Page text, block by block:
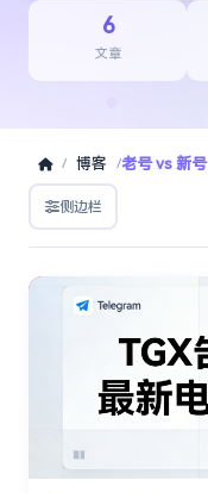
6
文章
/ 博客 /老号 vs 新号
侧边栏